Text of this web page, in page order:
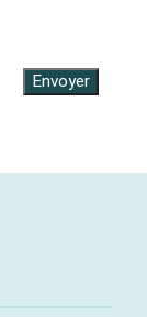
Envoyer